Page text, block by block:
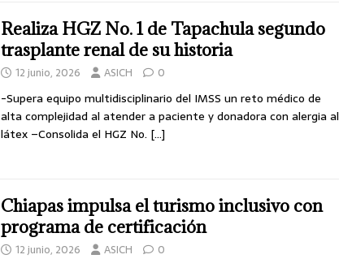
Realiza HGZ No. 1 de Tapachula segundo
trasplante renal de su historia
12 junio, 2026 ASICH 0
-Supera equipo multidisciplinario del IMSS un reto médico de
alta complejidad al atender a paciente y donadora con alergia al
látex –Consolida el HGZ No. […]
Chiapas impulsa el turismo inclusivo con
programa de certificación
12 junio, 2026 ASICH 0